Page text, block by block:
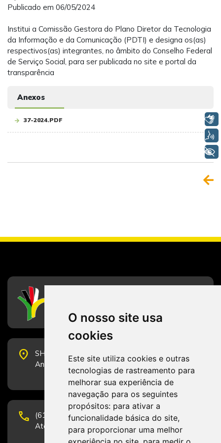
O nosso site usa
cookies
Este site utiliza cookies e outras
tecnologias de rastreamento para
melhorar sua experiência de
navegação para os seguintes
propósitos: para ativar a
funcionalidade básica do site,
para proporcionar uma melhor
Publicado em 06/05/2024
Institui a Comissão Gestora do Plano Diretor da Tecnologia
da Informação e da Comunicação (PDTI) e designa os(as)
respectivos(as) integrantes, no âmbito do Conselho Federal
de Serviço Social, para ser publicada no site e portal da
transparência
Anexos
37-2024.PDF
place
SHS Quadra 6, Bloco E, Complexo Brasil 21, 20º
Andar, Sala 2001 - CEP 70322-915 - Brasília/DF
phone
(61) 3223-1652 e (61) 98131-3801.
Atendimento por telefone em horário comercial
Voz